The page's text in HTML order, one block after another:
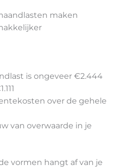
maken
is ongeveer €2.444
over de gehele
van overwaarde in je
vormen hangt af van je